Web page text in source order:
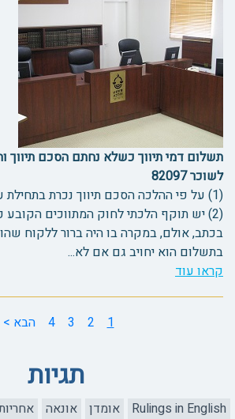
תשלום דמי תיווך כשלא נחתם הסכם תיווך
לשוכר 82097
(1) על פי ההלכה הסכם תיווך נכרת
(2) יש תוקף הלכתי לחוק המתווכים הקובע
בכתב, אולם, במקרה בו היה ברור ללקוח
בתשלום הוא יחויב גם אם לא...
קראו עוד
1
2
3
4 הבא >
תגיות
Rulings in English אומדן אונאה